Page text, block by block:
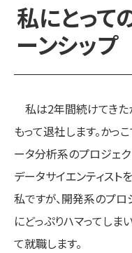
私にとって
ーンシップ
私は2年間続けてきた
もって退社します。かっ
ータ分析系のプロジェク
データサイエンティスト
私ですが、開発系のプロ
にどっぷりハマってしま
て就職します。